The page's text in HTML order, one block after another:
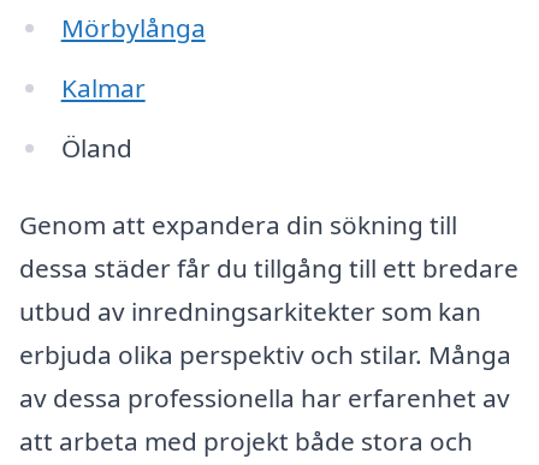
Mörbylånga
Kalmar
Öland
Genom att expandera din sökning till
dessa städer får du tillgång till ett bredare
utbud av inredningsarkitekter som kan
erbjuda olika perspektiv och stilar. Många
av dessa professionella har erfarenhet av
att arbeta med projekt både stora och